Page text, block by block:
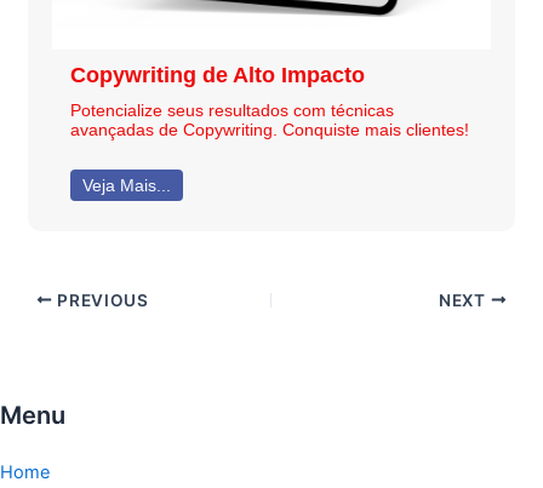
Copywriting de Alto Impacto
Potencialize seus resultados com técnicas
avançadas de Copywriting. Conquiste mais clientes!
Veja Mais...
PREVIOUS NEXT
Menu
Home